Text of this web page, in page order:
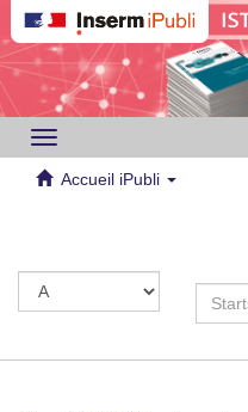
Toggle
navigation
Accueil iPubli